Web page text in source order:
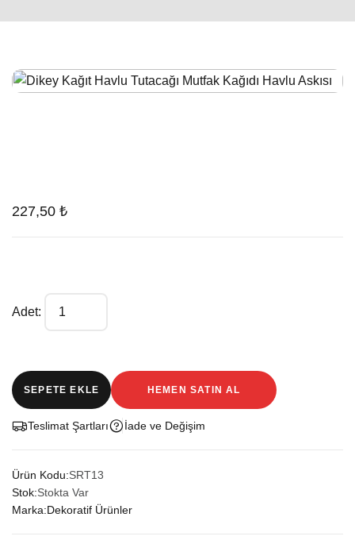
227,50 ₺
Adet:
SEPETE EKLE HEMEN SATIN AL
Teslimat Şartları İade ve Değişim
Ürün Kodu:SRT13
Stok:Stokta Var
Marka:Dekoratif Ürünler